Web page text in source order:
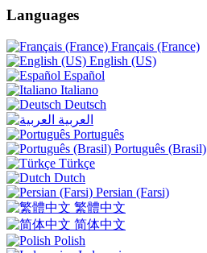
Languages
Français (France)
English (US)
Español
Italiano
Deutsch
العربية
Português
Português (Brasil)
Türkçe
Dutch
Persian (Farsi)
繁體中文
简体中文
Polish